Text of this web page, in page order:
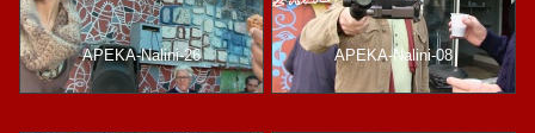
APEKA-Nalini-26 APEKA-Nalini-08